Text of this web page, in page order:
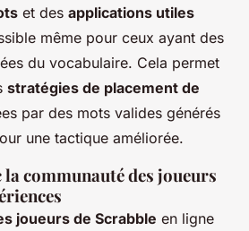
et des applications utiles
même pour ceux ayant des
du vocabulaire. Cela permet
stratégies de placement de
par des mots valides générés
une tactique améliorée.
la communauté des joueurs
joueurs de Scrabble en ligne